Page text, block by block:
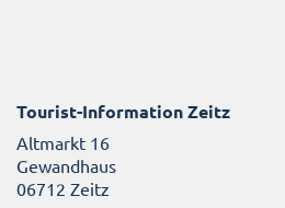
Tourist-Information Zeitz
Altmarkt 16
Gewandhaus
06712 Zeitz